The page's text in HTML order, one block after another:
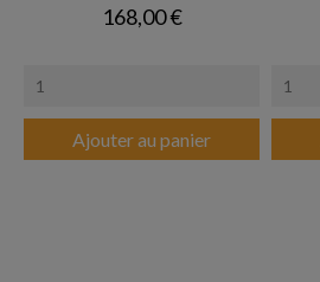
Prix
168,00 €
Ajouter au panier